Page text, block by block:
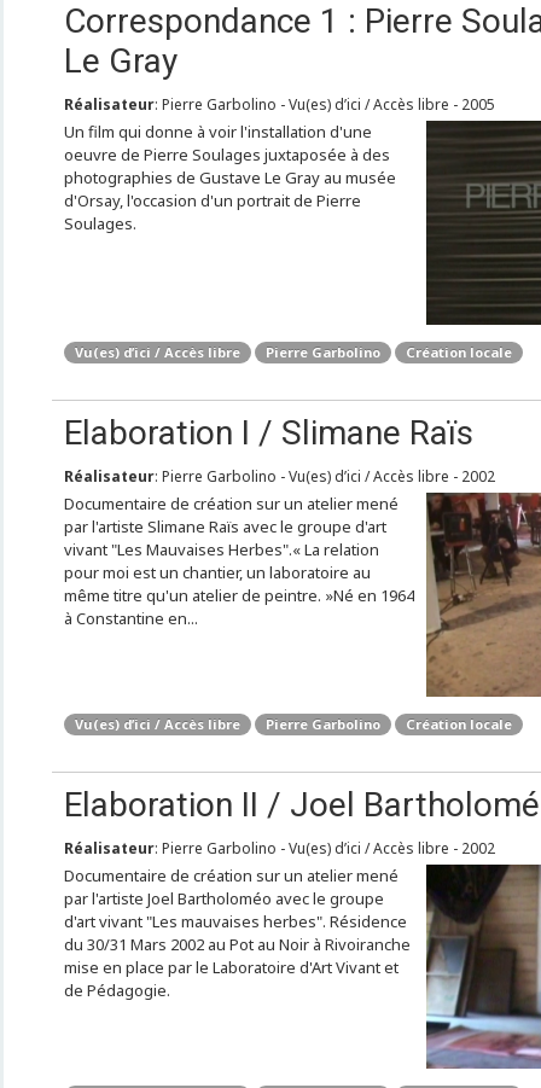
Correspondance 1 : Pierre
Le Gray
Réalisateur: Pierre Garbolino - Vu(es) d’ici / Accès libre - 2005
Un film qui donne à voir l'installation d'une
oeuvre de Pierre Soulages juxtaposée à des
photographies de Gustave Le Gray au musée
d'Orsay, l'occasion d'un portrait de Pierre
Soulages.
Vu(es) d’ici / Accès libre Pierre Garbolino Création locale
Elaboration I / Slimane Raïs
Réalisateur: Pierre Garbolino - Vu(es) d’ici / Accès libre - 2002
Documentaire de création sur un atelier mené
par l'artiste Slimane Raïs avec le groupe d'art
vivant "Les Mauvaises Herbes".« La relation
pour moi est un chantier, un laboratoire au
même titre qu'un atelier de peintre. »Né en 1964
à Constantine en...
Vu(es) d’ici / Accès libre Pierre Garbolino Création locale
Elaboration II / Joel
Réalisateur: Pierre Garbolino - Vu(es) d’ici / Accès libre - 2002
Documentaire de création sur un atelier mené
par l'artiste Joel Bartholoméo avec le groupe
d'art vivant "Les mauvaises herbes". Résidence
du 30/31 Mars 2002 au Pot au Noir à Rivoiranche
mise en place par le Laboratoire d'Art Vivant et
de Pédagogie.